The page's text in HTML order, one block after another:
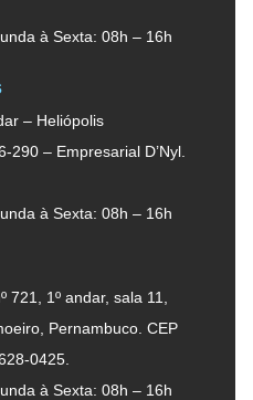
à Sexta: 08h – 16h
– Heliópolis
290 – Empresarial D’Nyl.
à Sexta: 08h – 16h
721, 1º andar, sala 11,
Pernambuco. CEP
0425.
à Sexta: 08h – 16h